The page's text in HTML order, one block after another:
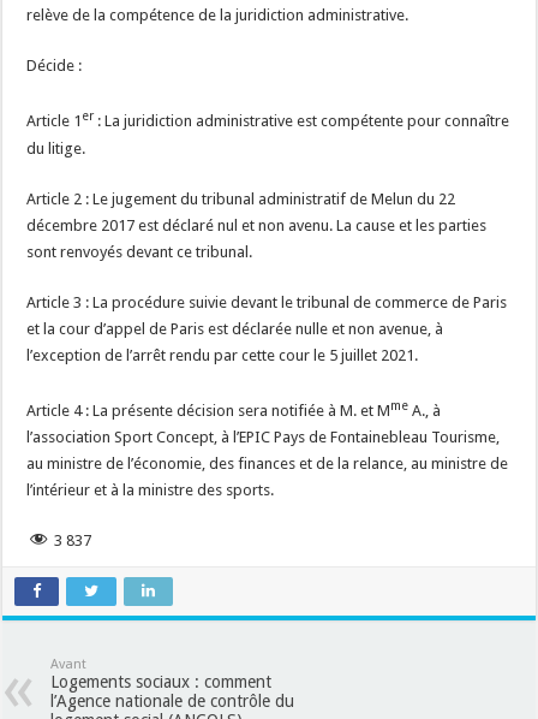
relève de la compétence de la juridiction administrative.
Décide :
Article 1 er : La juridiction administrative est compétente pour connaître
du litige.
Article 2 : Le jugement du tribunal administratif de Melun du 22
décembre 2017 est déclaré nul et non avenu. La cause et les parties
sont renvoyés devant ce tribunal.
Article 3 : La procédure suivie devant le tribunal de commerce de Paris
et la cour d’appel de Paris est déclarée nulle et non avenue, à
l’exception de l’arrêt rendu par cette cour le 5 juillet 2021.
Article 4 : La présente décision sera notifiée à M. et Mme A., à
l’association Sport Concept, à l’EPIC Pays de Fontainebleau Tourisme,
au ministre de l’économie, des finances et de la relance, au ministre de
l’intérieur et à la ministre des sports.
3 837
Avant
Logements sociaux : comment
l’Agence nationale de contrôle du